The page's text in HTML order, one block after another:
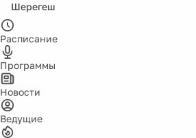
Шерегеш
Расписание
Программы
Новости
Ведущие